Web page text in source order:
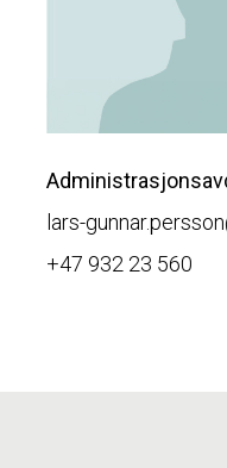
lars-
+47 932 23 560